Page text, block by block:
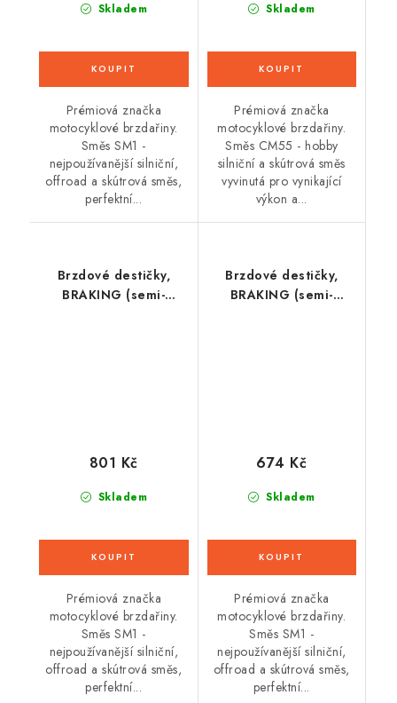
Skladem
Prémiová značka
motocyklové brzdařiny.
Směs SM1 -
nejpoužívanější silniční,
offroad a skútrová směs,
perfektní...
Skladem
Prémiová značka
motocyklové brzdařiny.
Směs CM55 - hobby
silniční a skútrová směs
vyvinutá pro vynikající
výkon a...
Brzdové destičky,
BRAKING (semi-
Skladem
801 Kč
Prémiová značka
motocyklové brzdařiny.
Směs SM1 -
nejpoužívanější silniční,
offroad a skútrová směs,
perfektní...
Brzdové destičky,
BRAKING (semi-
Skladem
674 Kč
Prémiová značka
motocyklové brzdařiny.
Směs SM1 -
nejpoužívanější silniční,
offroad a skútrová směs,
perfektní...